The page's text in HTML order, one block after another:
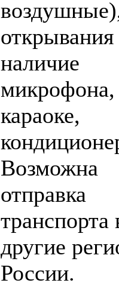
наличие
микрофона,
караоке,
Возможна
отправка
транспорта
другие
России.